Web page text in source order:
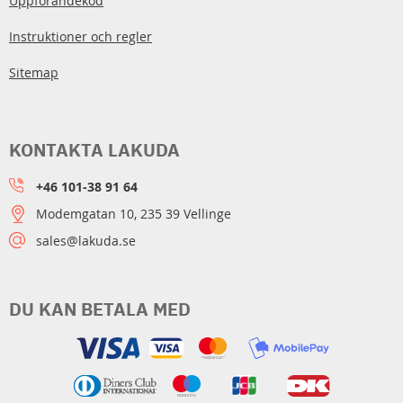
Instruktioner och regler
Sitemap
DU KAN BETALA MED
KONTAKTA LAKUDA
+46 101-38 91 64
Modemgatan 10, 235 39 Vellinge
sales@lakuda.se